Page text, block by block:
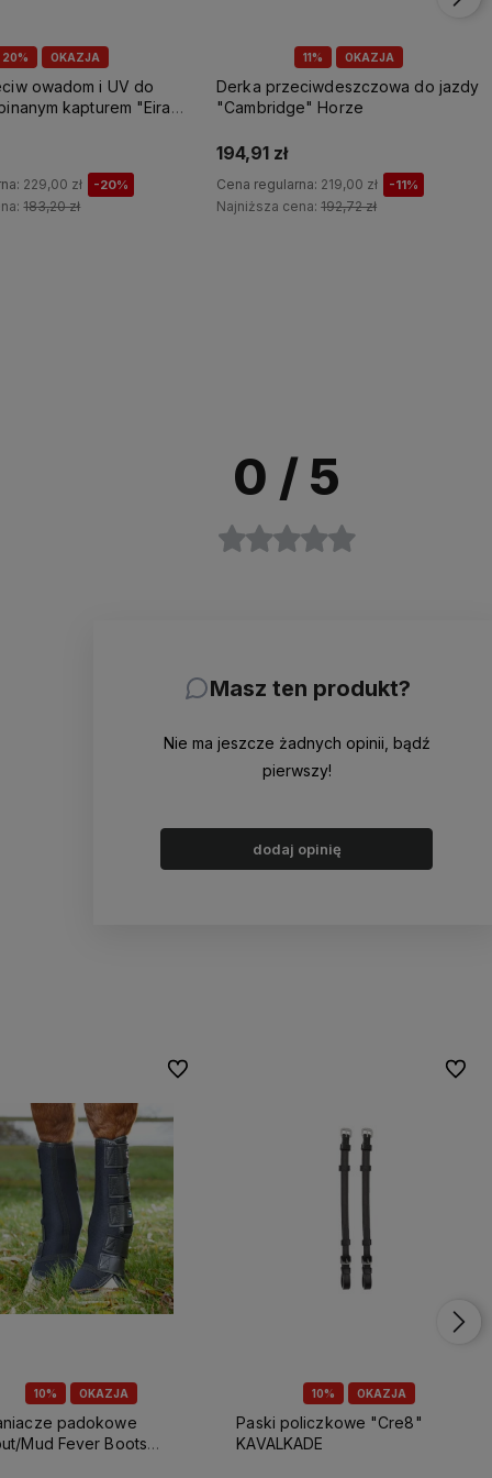
11% OKAZJA
do jazdy
Horze
219,00 zł -11%
192,72 zł
10% OKAZJA
Derka treningowa "Versatile
Exercise Navy" Ps of Sweden
521,10 zł
Cena regularna: 579,00 zł -10%
Najniższa cena:509,52 zł
0 / 5
Masz ten produkt?
Nie ma jeszcze żadnych opinii, bądź
pierwszy!
dodaj opinię
10% OKAZJA
padokowe
Mud Fever Boots
Do ulubionych
10% OKAZJA
Paski policzkowe "Cre8"
KAVALKADE
Do